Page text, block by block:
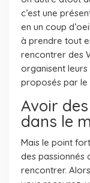
c’est une
en un coup
à prendre tout
rencontrer des
organisent leurs
proposés par le
Avoir
dans le
Mais le point
des passionnés
rencontrer.